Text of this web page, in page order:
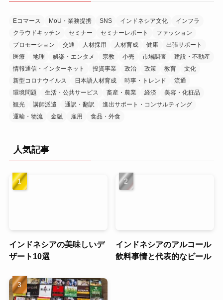
Eコマース MoU・業務提携 SNS インドネシア文化
インフラ
クラウドキッチン
セミナー セミナーレポート
ファッション
プロモーション
交通 人材採用 人材育成 健康
出張サポート
医療
地理 娯楽・エンタメ 宗教 小売 市場調査
建設・不動産
情報通信・インターネット
投資事業 政治 政策 教育
文化
新型コロナウイルス
日本語人材育成 時事・トレンド
流通
環境問題
生活・公共サービス 畜産・農業 経済
美容・化粧品
観光
講師派遣 通訳・翻訳
進出サポート・コンサルティング
運輸・物流
金融 雇用 食品・外食
人気記事
インドネシアの美味しいデ
ザート10選
インドネシアのアルコール
飲料事情と代表的なビール